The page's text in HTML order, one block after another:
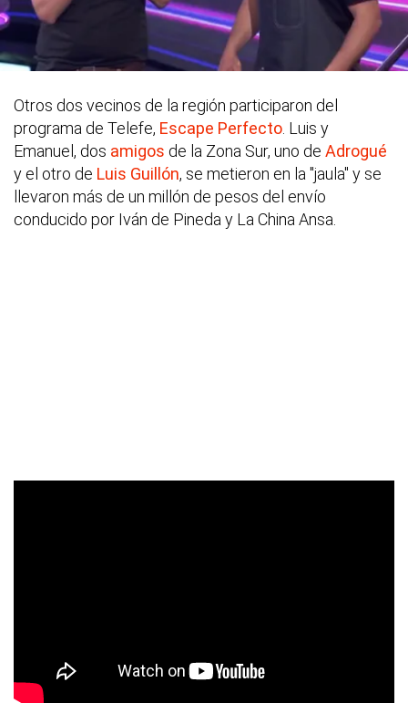
Otros dos vecinos de la región participaron del
programa de Telefe, Escape Perfecto. Luis y
Emanuel, dos amigos de la Zona Sur, uno de Adrogué
y el otro de Luis Guillón, se metieron en la "jaula" y se
llevaron más de un millón de pesos del envío
conducido por Iván de Pineda y La China Ansa.